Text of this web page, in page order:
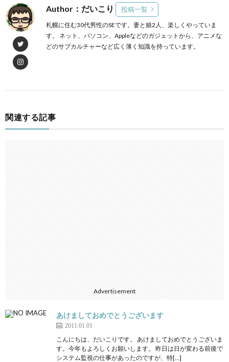
Author：だいこり 投稿一覧
札幌に住む30代男性のSEです。妻と娘2人、楽しくやっていま
す。 ネット、パソコン、Appleなどのガジェットから、アニメな
どのサブカルチャーなど広く薄く知識を持っています。
関連する記事
Advertisement
あけましておめでとうございます
2011.01.01
こんにちは、だいこりです。 あけましておめでとうございま
す。今年もよろしくお願いします。 昨日は日が変わる前後で
システム監視の仕事があったのですが、特[…]